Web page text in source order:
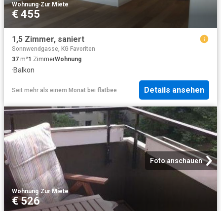
Wohnung·Zur Miete
€ 455
1,5 Zimmer, saniert
Sonnwendgasse, KG Favoriten
37 m²1 ZimmerWohnung
·Balkon
Seit mehr als einem Monat bei flatbee Details ansehen
Foto anschauen
Wohnung·Zur Miete
€ 526